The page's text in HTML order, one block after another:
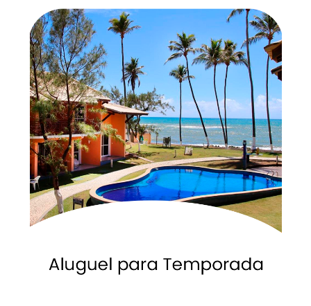
Aluguel por Temporada
Casa, apartamento, kitnet ou chalé, seja na praia ou na vila, com
orçamento que cabe no seu bolso.
veja mais